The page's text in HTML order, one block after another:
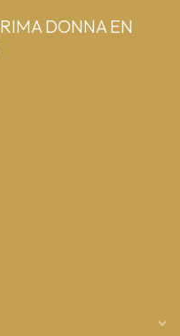
DONNA EN